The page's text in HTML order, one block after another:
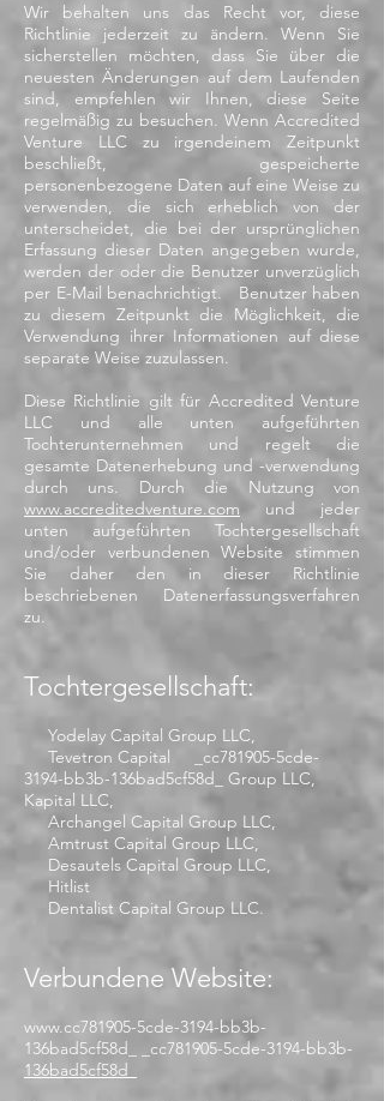
Wir behalten uns das Recht vor, diese
Richtlinie jederzeit zu ändern. Wenn Sie
sicherstellen möchten, dass Sie über die
neuesten Änderungen auf dem Laufenden
sind, empfehlen wir Ihnen, diese Seite
regelmäßig zu besuchen. Wenn Accredited
Venture LLC zu irgendeinem Zeitpunkt
beschließt, gespeicherte
personenbezogene Daten auf eine Weise zu
verwenden, die sich erheblich von der
unterscheidet, die bei der ursprünglichen
Erfassung dieser Daten angegeben wurde,
werden der oder die Benutzer unverzüglich
per E-Mail benachrichtigt. Benutzer haben
zu diesem Zeitpunkt die Möglichkeit, die
Verwendung ihrer Informationen auf diese
separate Weise zuzulassen.
Diese Richtlinie gilt für Accredited Venture
LLC und alle unten aufgeführten
Tochterunternehmen und regelt die
gesamte Datenerhebung und -verwendung
durch uns. Durch die Nutzung von
www.accreditedventure.com und jeder
unten aufgeführten Tochtergesellschaft
und/oder verbundenen Website stimmen
Sie daher den in dieser Richtlinie
beschriebenen Datenerfassungsverfahren
zu.
Tochtergesellschaft:
Yodelay Capital Group LLC,
Tevetron Capital _cc781905-5cde-
3194-bb3b-136bad5cf58d_ Group LLC,
Kapital LLC,
Archangel Capital Group LLC,
Amtrust Capital Group LLC,
Desautels Capital Group LLC,
Hitlist
Dentalist Capital Group LLC.
Verbundene Website:
www.cc781905-5cde-3194-bb3b-
136bad5cf58d_ _cc781905-5cde-3194-bb3b-
136bad5cf58d_